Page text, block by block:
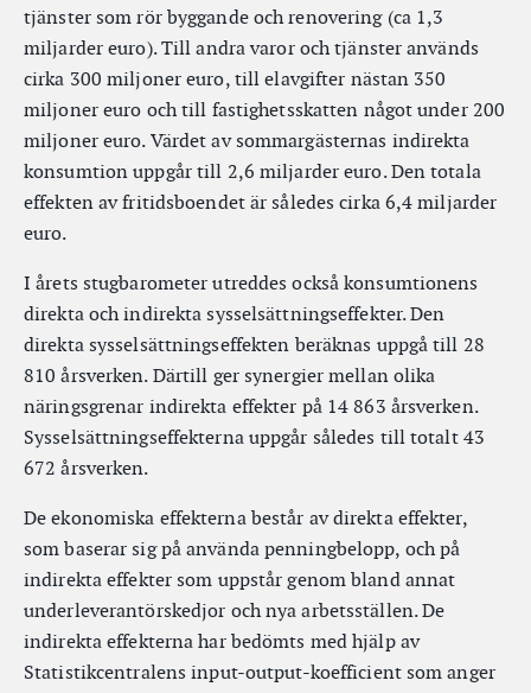
tjänster som rör byggande och renovering (ca 1,3
miljarder euro). Till andra varor och tjänster används
cirka 300 miljoner euro, till elavgifter nästan 350
miljoner euro och till fastighetsskatten något under 200
miljoner euro. Värdet av sommargästernas indirekta
konsumtion uppgår till 2,6 miljarder euro. Den totala
effekten av fritidsboendet är således cirka 6,4 miljarder
euro.
I årets stugbarometer utreddes också konsumtionens
direkta och indirekta sysselsättningseffekter. Den
direkta sysselsättningseffekten beräknas uppgå till 28
810 årsverken. Därtill ger synergier mellan olika
näringsgrenar indirekta effekter på 14 863 årsverken.
Sysselsättningseffekterna uppgår således till totalt 43
672 årsverken.
De ekonomiska effekterna består av direkta effekter,
som baserar sig på använda penningbelopp, och på
indirekta effekter som uppstår genom bland annat
underleverantörskedjor och nya arbetsställen. De
indirekta effekterna har bedömts med hjälp av
Statistikcentralens input-output-koefficient som anger